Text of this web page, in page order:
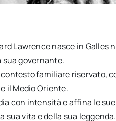
Lawrence nasce in
sua governante.
familiare riservato,
il Medio Oriente.
con intensità e affina le
sua vita e della sua leggenda.